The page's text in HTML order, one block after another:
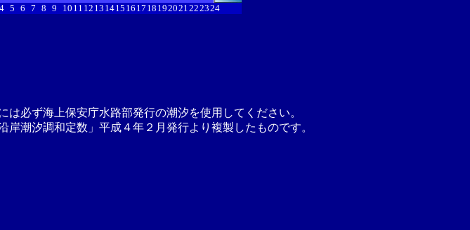
4 5 6 7 8 9 10 11 12 13 1415 16 17 18 192021222324
必ず海上保安庁水路部発行の潮汐を使用してください。
潮汐調和定数」平成４年２月発行より複製したものです。